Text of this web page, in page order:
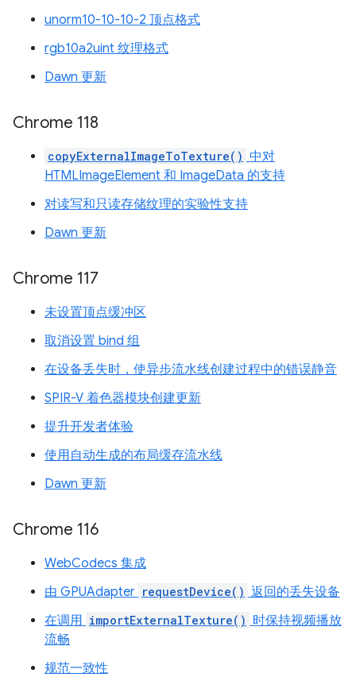
unorm10-10-10-2 顶点格式
rgb10a2uint 纹理格式
Dawn 更新
Chrome 118
copyExternalImageToTexture() 中对
HTMLImageElement 和 ImageData 的支持
对读写和只读存储纹理的实验性支持
Dawn 更新
Chrome 117
未设置顶点缓冲区
取消设置 bind 组
在设备丢失时，使异步流水线创建过程中的错误静音
SPIR-V 着色器模块创建更新
提升开发者体验
使用自动生成的布局缓存流水线
Dawn 更新
Chrome 116
WebCodecs 集成
由 GPUAdapter requestDevice() 返回的丢失设备
在调用 importExternalTexture() 时保持视频播放
流畅
规范一致性